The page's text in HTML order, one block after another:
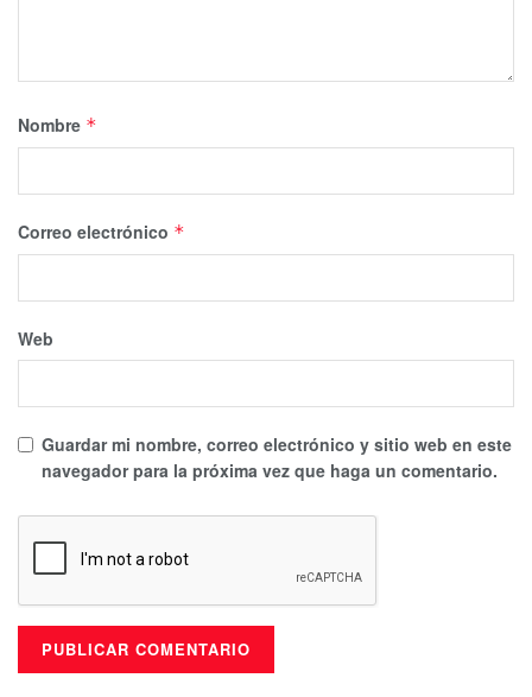
Nombre *
Correo electrónico *
Web
Guardar mi nombre, correo electrónico y sitio web en este
navegador para la próxima vez que haga un comentario.